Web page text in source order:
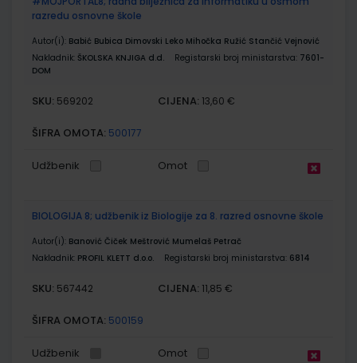
razredu osnovne škole
Autor(i): Babić Bubica Dimovski Leko Mihočka Ružić Stančić Vejnović
Nakladnik: ŠKOLSKA KNJIGA d.d. Registarski broj ministarstva: 7601-
DOM
SKU: 569202 CIJENA: 13,60 €
ŠIFRA OMOTA: 500177
Udžbenik Omot
BIOLOGIJA 8; udžbenik iz Biologije za 8. razred osnovne škole
Autor(i): Banović Čiček Meštrović Mumelaš Petrač
Nakladnik: PROFIL KLETT d.o.o. Registarski broj ministarstva: 6814
SKU: 567442 CIJENA: 11,85 €
ŠIFRA OMOTA: 500159
Udžbenik Omot